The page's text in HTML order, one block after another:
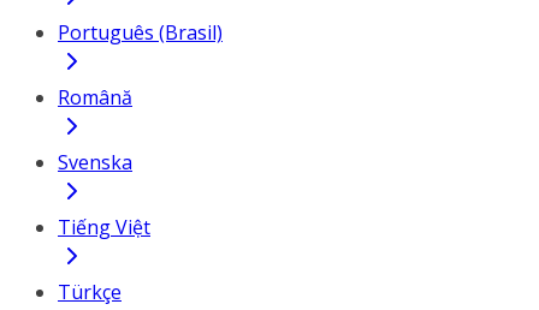
Português (Brasil)
Română
Svenska
Tiếng Việt
Türkçe